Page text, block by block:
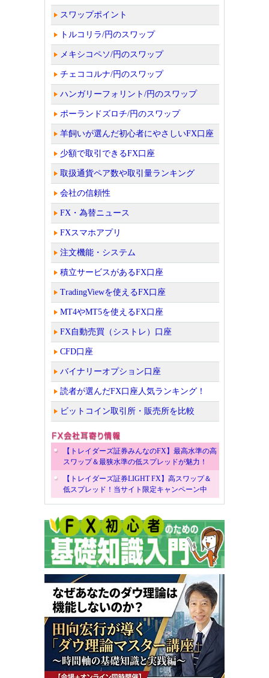
スワップポイント
トルコリラ/円のスワップ
メキシコペソ/円のスワップ
チェココルナ/円のスワップ
ハンガリーフォリント/円のスワップ
ポーランドズロチ/円のスワップ
羊飼いが選んだ初心者にやさしいFX口座
少額で取引できるFX口座
取扱通貨ペア数や取引量ランキング
会社の信頼性
FX・為替ニュース
FXスマホアプリ
注文機能・システム
積立サービスがあるFX口座
TradingViewを使えるFX口座
MT4やMT5を使えるFX口座
FX自動売買（シストレ）口座
CFD口座
バイナリーオプション口座
読者が選んだFX口座人気ランキング！
ビットコイン取引所・販売所を比較
【トレイダーズ証券みんなのFX】最高水準の高
スワップ＆最狭水準の低スプレッドが魅力！
【トレイダーズ証券LIGHT FX】高スワップ＆
低スプレッド！当サイト限定キャンペーン中